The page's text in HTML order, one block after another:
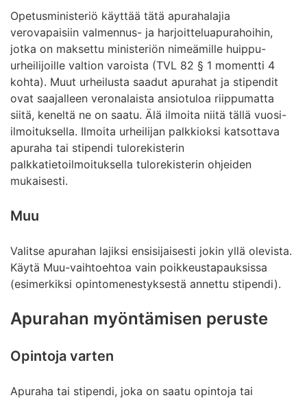
Opetusministeriö käyttää tätä apurahalajia
verovapaisiin valmennus- ja harjoitteluapurahoihin,
jotka on maksettu ministeriön nimeämille huippu-
urheilijoille valtion varoista (TVL 82 § 1 momentti 4
kohta). Muut urheilusta saadut apurahat ja stipendit
ovat saajalleen veronalaista ansiotuloa riippumatta
siitä, keneltä ne on saatu. Älä ilmoita niitä tällä vuosi-
ilmoituksella. Ilmoita urheilijan palkkioksi katsottava
apuraha tai stipendi tulorekisterin
palkkatietoilmoituksella tulorekisterin ohjeiden
mukaisesti.
Muu
Valitse apurahan lajiksi ensisijaisesti jokin yllä olevista.
Käytä Muu-vaihtoehtoa vain poikkeustapauksissa
(esimerkiksi opintomenestyksestä annettu stipendi).
Apurahan myöntämisen peruste
Opintoja varten
Apuraha tai stipendi, joka on saatu opintoja tai